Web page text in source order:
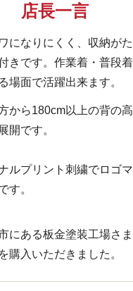
店長一言
になりにくく、収納が
きです。作業着・普段着
場面で活躍出来ます。
から180cm以上の背の
開です。
ルプリント刺繍でロゴ
す。
にある板金塗装工場さ
購入いただきました。